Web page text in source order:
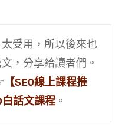
受用，所以後來也
，分享給讀者們。
【SEO線上課程推
話文課程。